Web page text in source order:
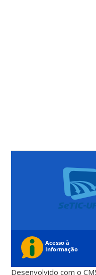
Desenvolvido com o